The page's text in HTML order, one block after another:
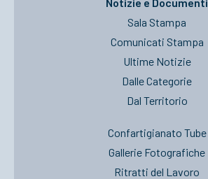
Sala Stampa
Comunicati Stampa
Ultime Notizie
Dalle Categorie
Dal Territorio
Confartigianato Tube
Gallerie Fotografiche
Ritratti del Lavoro